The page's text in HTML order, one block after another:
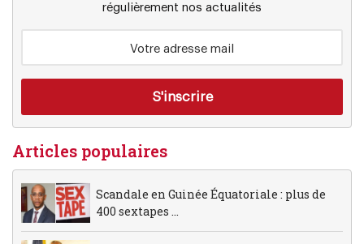
régulièrement nos actualités
Articles populaires
Scandale en Guinée Équatoriale : plus de
400 sextapes ...